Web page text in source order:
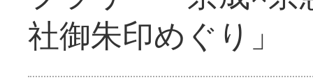
社御朱印めぐり」